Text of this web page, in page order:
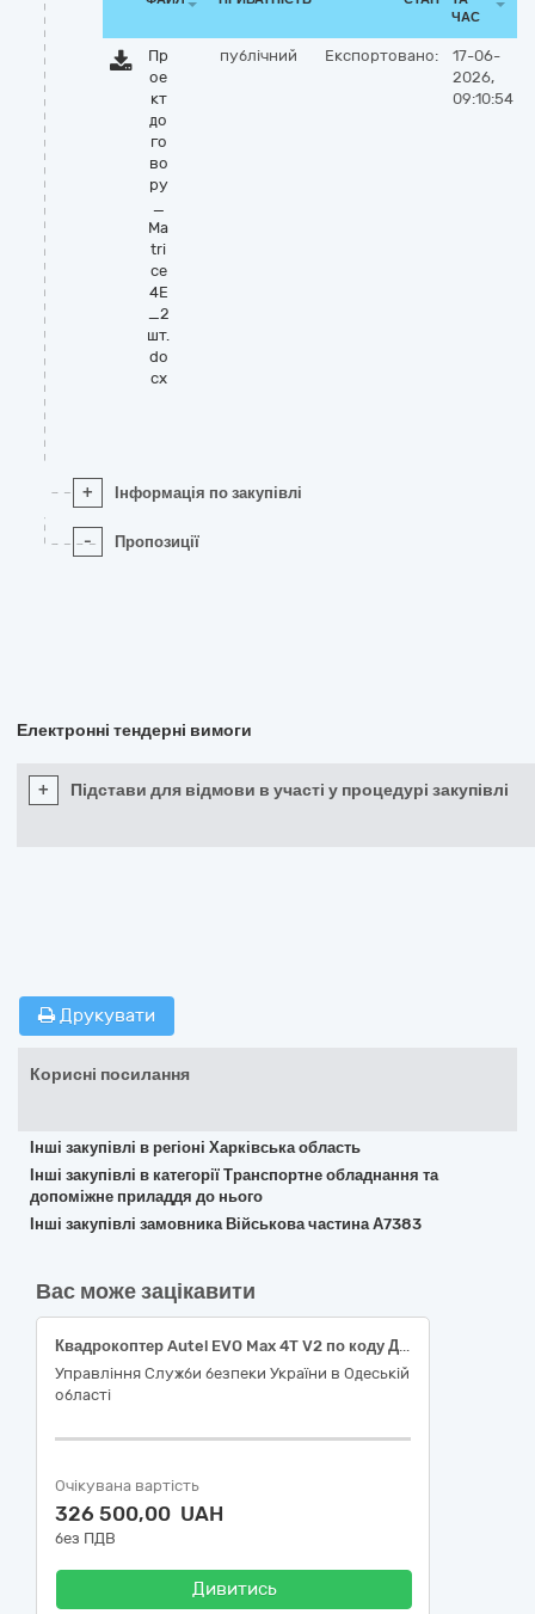
ЧАС
Пр
ое
кт
до
го
во
ру
_
Ma
tri
ce
4E
_2
шт.
do
cx
публічний Експортовано:
17-06-
2026,
09:10:54
+ Інформація по закупівлі
- Пропозиції
Електронні тендерні вимоги
+ Підстави для відмови в участі у процедурі закупівлі
Друкувати
Корисні посилання
Інші закупівлі в регіоні Харківська область
Інші закупівлі в категорії Транспортне обладнання та
допоміжне приладдя до нього
Інші закупівлі замовника Військова частина А7383
Вас може зацікавити
Квадрокоптер Autel EVO Max 4T V2 по коду ДК 021:2015 34710000-7 «Вертольоти, літаки, космічні та інші літальні апарати з двигуном».
Управління Служби безпеки України в Одеській
області
Очікувана вартість
326 500,00 UAH
без ПДВ
Дивитись